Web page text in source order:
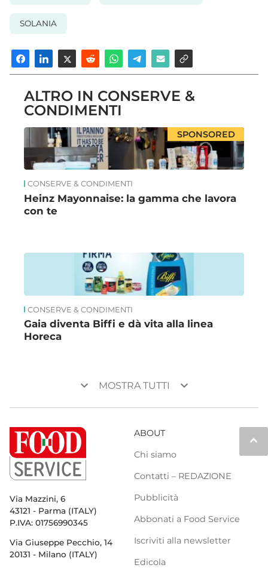
SOLANIA
ALTRO IN CONSERVE &
CONDIMENTI
SPONSORED
CONSERVE & CONDIMENTI
Heinz Mayonnaise: la gamma che lavora
con te
CONSERVE & CONDIMENTI
Gaia diventa Biffi e dà vita alla linea
Horeca
keyboard_arrow_down MOSTRA TUTTI keyboard_arrow_down
keyboard_arrow_up
Via Mazzini, 6
43121 - Parma (ITALY)
P.IVA: 01756990345
Via Giuseppe Pecchio, 14
20131 - Milano (ITALY)
ABOUT
Chi siamo
Contatti – REDAZIONE
Pubblicità
Abbonati a Food Service
Iscriviti alla newsletter
Edicola